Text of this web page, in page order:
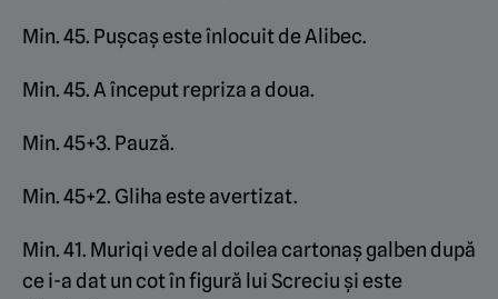
Min. 45. Pușcaș este înlocuit de Alibec.
Min. 45. A început repriza a doua.
Min. 45+3. Pauză.
Min. 45+2. Gliha este avertizat.
Min. 41. Muriqi vede al doilea cartonaș galben după
ce i-a dat un cot în figură lui Screciu și este